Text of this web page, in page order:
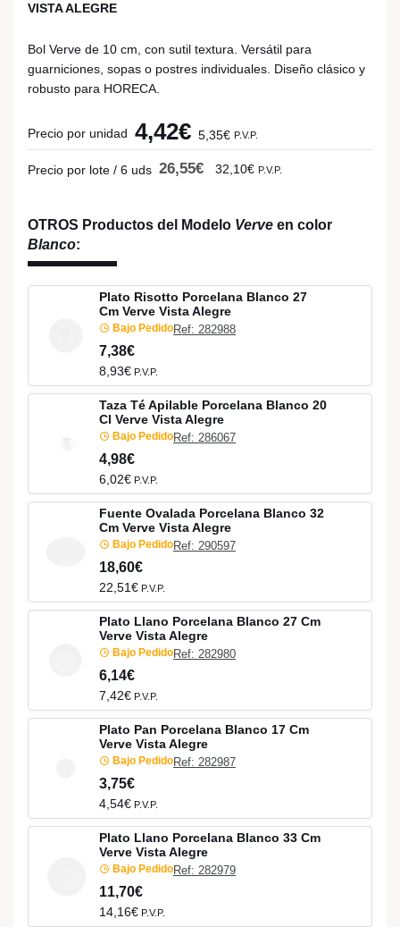
VISTA ALEGRE
Bol Verve de 10 cm, con sutil textura. Versátil para
guarniciones, sopas o postres individuales. Diseño clásico y
robusto para HORECA.
Precio por unidad 4,42€ 5,35€ P.V.P.
Precio por lote / 6 uds 26,55€ 32,10€ P.V.P.
OTROS Productos del Modelo Verve en color
Blanco:
Plato Risotto Porcelana Blanco 27
Cm Verve Vista Alegre
Bajo PedidoRef: 282988
7,38€
8,93€ P.V.P.
Taza Té Apilable Porcelana Blanco 20
Cl Verve Vista Alegre
Bajo PedidoRef: 286067
4,98€
6,02€ P.V.P.
Fuente Ovalada Porcelana Blanco 32
Cm Verve Vista Alegre
Bajo PedidoRef: 290597
18,60€
22,51€ P.V.P.
Plato Llano Porcelana Blanco 27 Cm
Verve Vista Alegre
Bajo PedidoRef: 282980
6,14€
7,42€ P.V.P.
Plato Pan Porcelana Blanco 17 Cm
Verve Vista Alegre
Bajo PedidoRef: 282987
3,75€
4,54€ P.V.P.
Plato Llano Porcelana Blanco 33 Cm
Verve Vista Alegre
Bajo PedidoRef: 282979
11,70€
14,16€ P.V.P.